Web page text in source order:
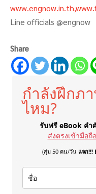
Line officials @engnow
Share
กำลังฝึกภ
ไหม?
รับฟรี eBook คำ
ส่งตรงเข้ามือถื
(สุ่ม 50 คน/วัน แจก!!!